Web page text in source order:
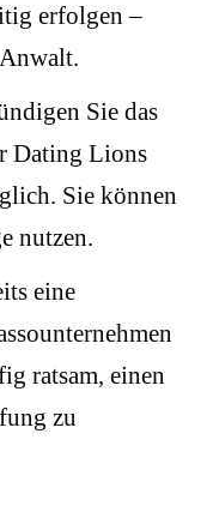
erfolgen –
Sie das
Dating Lions
Sie können
nutzen.
eine
ratsam, einen
zu